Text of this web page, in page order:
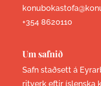
+354 8620110
Um safnið
Safn staðsett á
ritverk eftir íslenska